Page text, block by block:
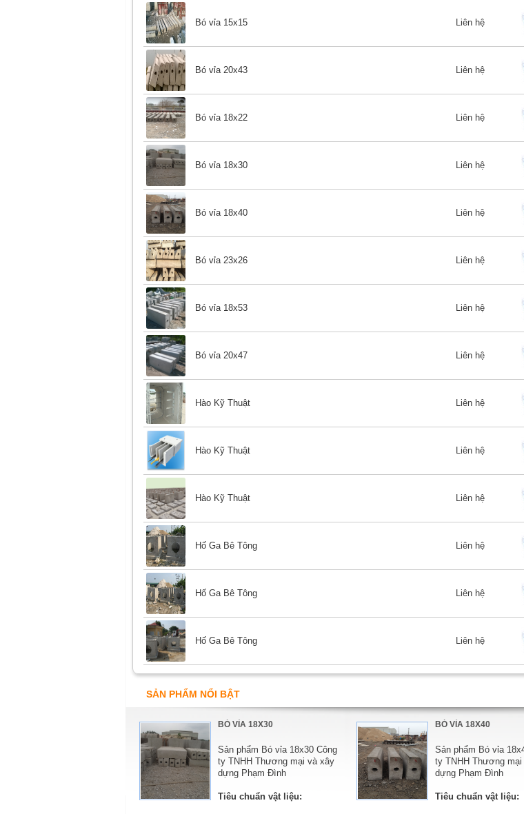
Bó vỉa 15x15 Liên hệ
Bó vỉa 20x43 Liên hệ
Bó vỉa 18x22 Liên hệ
Bó vỉa 18x30 Liên hệ
Bó vỉa 18x40 Liên hệ
Bó vỉa 23x26 Liên hệ
Bó vỉa 18x53 Liên hệ
Bó vỉa 20x47 Liên hệ
Hào Kỹ Thuật Liên hệ
Hào Kỹ Thuật Liên hệ
Hào Kỹ Thuật Liên hệ
Hố Ga Bê Tông Liên hệ
Hố Ga Bê Tông Liên hệ
Hố Ga Bê Tông Liên hệ
SẢN PHẨM NỔI BẬT
BÓ VỈA 18X30
Sản phẩm Bó vỉa 18x30 Công
ty TNHH Thương mại và xây
dựng Phạm Đình
Tiêu chuẩn vật liệu:
BÓ VỈA 18X40
Sản phẩm Bó vỉa
ty TNHH Thương
dựng Phạm Đình
Tiêu chuẩn vật liệu: